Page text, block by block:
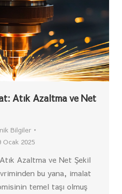
Atık Azaltma ve Net
Bilgiler
Ocak 2025
Azaltma ve Net Şekil
bu yana, imalat
temel taşı olmuş